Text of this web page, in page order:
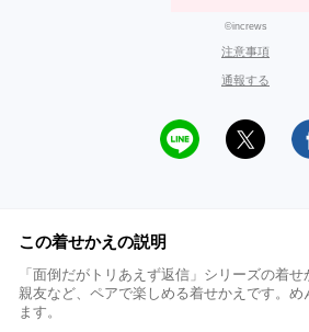
©increws
注意事項
通報する
この着せかえの説明
「面倒だがトリあえず返信」シリーズの着せ
親友など、ペアで楽しめる着せかえです。め
ます。